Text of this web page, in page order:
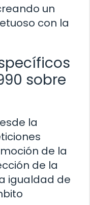
un
con la
sobre
la
de la
de la
igualdad de